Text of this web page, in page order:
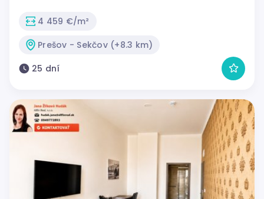
4 459 €/m²
Prešov - Sekčov (+8.3 km)
25 dní